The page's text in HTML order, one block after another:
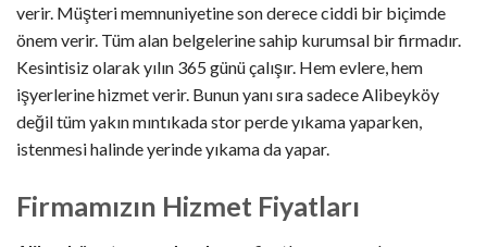
verir. Müşteri memnuniyetine son derece ciddi bir biçimde
önem verir. Tüm alan belgelerine sahip kurumsal bir firmadır.
Kesintisiz olarak yılın 365 günü çalışır. Hem evlere, hem
işyerlerine hizmet verir. Bunun yanı sıra sadece Alibeyköy
değil tüm yakın mıntıkada stor perde yıkama yaparken,
istenmesi halinde yerinde yıkama da yapar.
Firmamızın Hizmet Fiyatları